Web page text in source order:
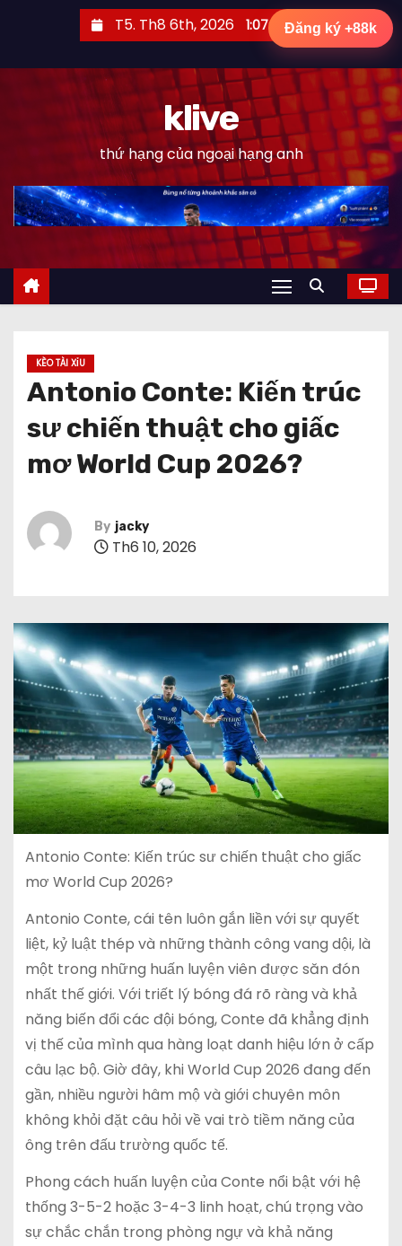
T5. Th8 6th, 2026 1:07:15 PM
klive
thứ hạng của ngoại hạng anh
KÈO TÀI XỈU
Antonio Conte: Kiến trúc
sư chiến thuật cho giấc
mơ World Cup 2026?
By jacky
Th6 10, 2026
Antonio Conte: Kiến trúc sư chiến thuật cho giấc
mơ World Cup 2026?
Antonio Conte, cái tên luôn gắn liền với sự quyết
liệt, kỷ luật thép và những thành công vang dội, là
một trong những huấn luyện viên được săn đón
nhất thế giới. Với triết lý bóng đá rõ ràng và khả
năng biến đổi các đội bóng, Conte đã khẳng định
vị thế của mình qua hàng loạt danh hiệu lớn ở cấp
câu lạc bộ. Giờ đây, khi World Cup 2026 đang đến
gần, nhiều người hâm mộ và giới chuyên môn
không khỏi đặt câu hỏi về vai trò tiềm năng của
ông trên đấu trường quốc tế.
Phong cách huấn luyện của Conte nổi bật với hệ
thống 3-5-2 hoặc 3-4-3 linh hoạt, chú trọng vào
sự chắc chắn trong phòng ngự và khả năng
Đăng ký +88k